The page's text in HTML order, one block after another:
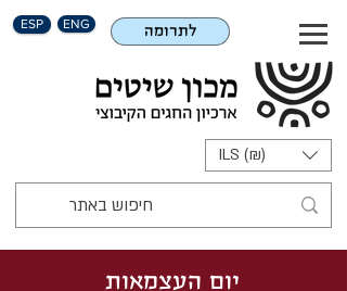
ESP ENG לתרומה
ILS (₪)
יום העצמאות